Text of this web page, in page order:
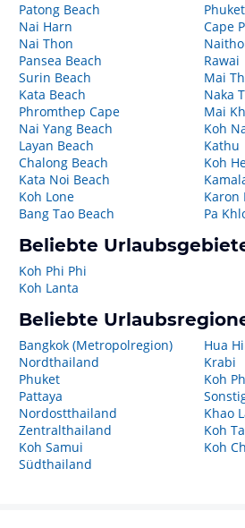
Patong Beach
Nai Harn
Nai Thon
Pansea Beach
Surin Beach
Kata Beach
Phromthep Cape
Nai Yang Beach
Layan Beach
Chalong Beach
Kata Noi Beach
Koh Lone
Bang Tao Beach
Cape
Rawai
Mai
Naka
Mai
Koh
Kathu
Koh
Karon
Pa
Beliebte
Koh Phi Phi
Koh Lanta
Beliebte
Bangkok (Metropolregion)
Nordthailand
Phuket
Pattaya
Nordostthailand
Zentralthailand
Koh Samui
Südthailand
Hua
Krabi
Koh
Khao
Koh
Koh